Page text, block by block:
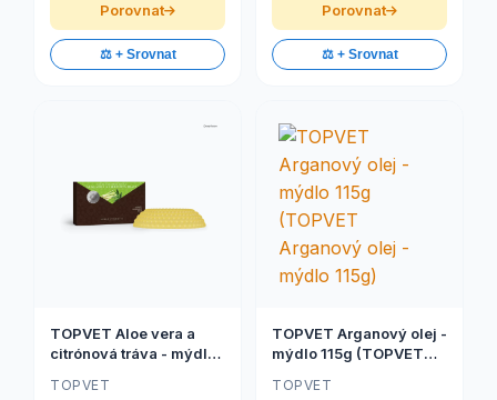
Porovnat
⚖️ + Srovnat
Porovnat
⚖️ + Srovnat
TOPVET Aloe vera a
citrónová tráva - mýdlo
a citrónová tráva -
TOPVET
TOPVET Arganový olej -
mýdlo 115g (TOPVET
115g)
TOPVET